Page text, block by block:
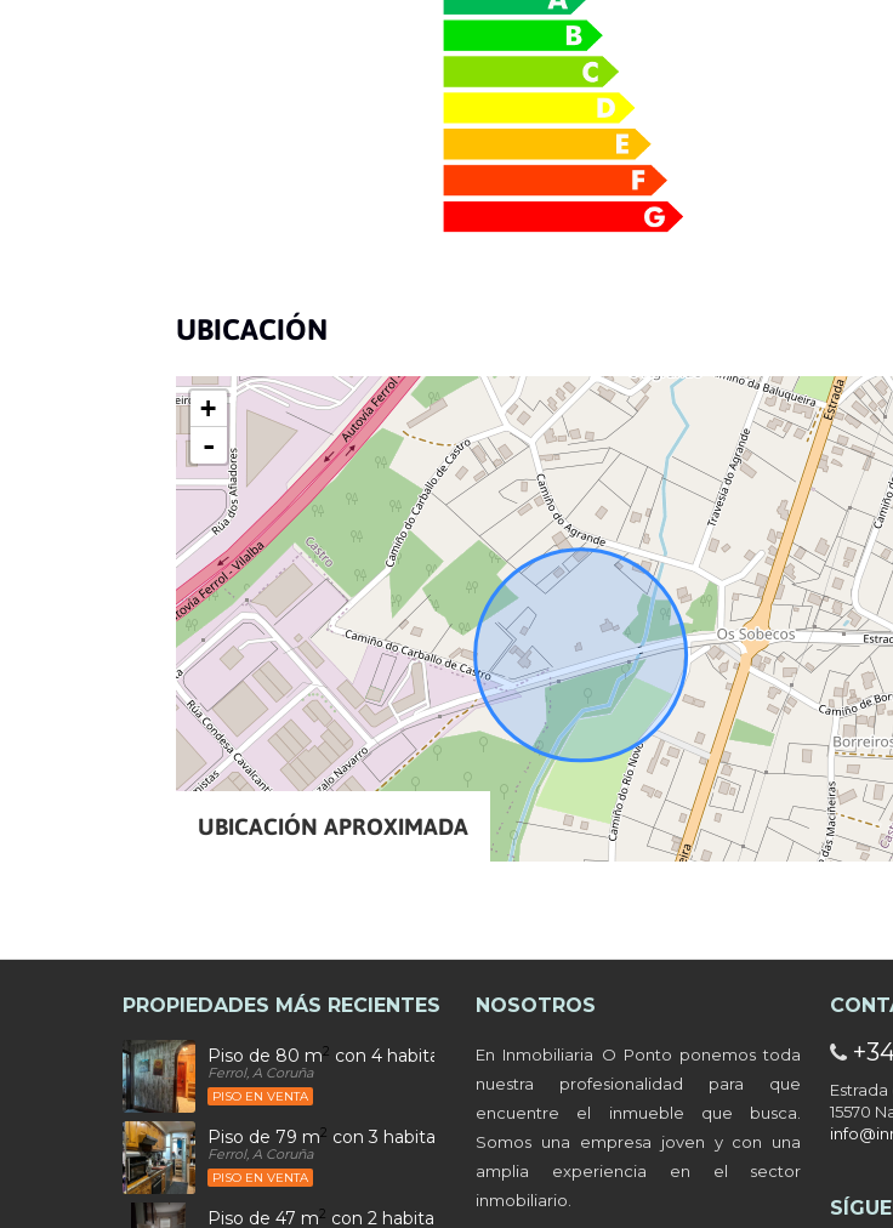
UBICACIÓN
+
-
UBICACIÓN APROXIMADA
PROPIEDADES MÁS RECIENTES
Piso de 80 m2 con 4 habitaciones y 2 baños en Caranza.
Ferrol, A Coruña
PISO EN VENTA
Piso de 79 m2 con 3 habitaciones y 1 baños en Ultramar.
Ferrol, A Coruña
PISO EN VENTA
Piso de 47 m2 con 2 habitaciones y 1 baños en Santa Marina.
NOSOTROS
En Inmobiliaria O Ponto ponemos toda
nuestra profesionalidad para que
encuentre el inmueble que busca.
Somos una empresa joven y con una
amplia experiencia en el sector
inmobiliario.
15570